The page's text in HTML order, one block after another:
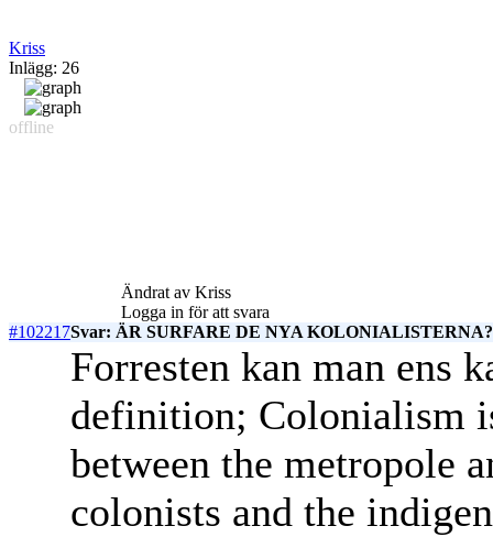
Kriss
Inlägg: 26
offline
Ändrat av Kriss
Logga in för att svara
#102217Svar: ÄR SURFARE DE NYA KOLONIALISTERNA?
Forresten kan man ens
definition; Colonialism
between the metropole
colonists and the